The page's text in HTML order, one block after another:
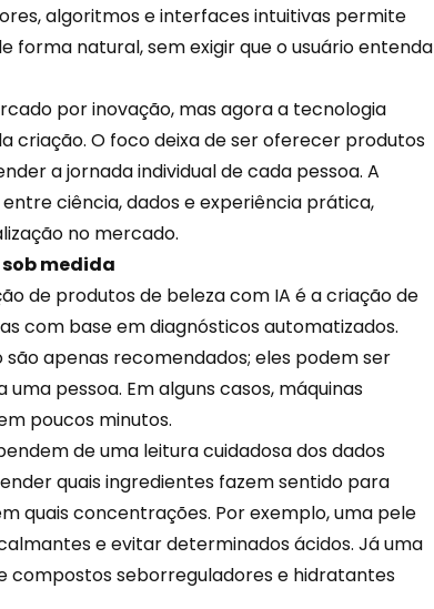
algoritmos e interfaces intuitivas permite
forma natural, sem exigir que o usuário entenda
por inovação, mas agora a tecnologia
criação. O foco deixa de ser oferecer produtos
a jornada individual de cada pessoa. A
ciência, dados eexperiência prática,
no mercado.
medida
de produtos de beleza com IA é a criação de
com base em diagnósticos automatizados.
são apenas recomendados; eles podem ser
pessoa. Em alguns casos, máquinas
poucos minutos.
de uma leitura cuidadosa dosdados
quais ingredientes fazem sentido para
quais concentrações. Por exemplo, uma pele
e evitar determinados ácidos. Já uma
compostos seborreguladores e hidratantes